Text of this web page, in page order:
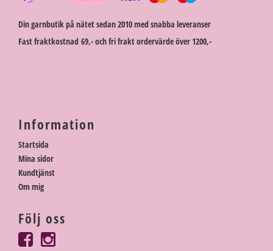
Din garnbutik på nätet sedan 2010 med snabba leveranser
Fast fraktkostnad 69,- och fri frakt ordervärde över 1200,-
Information
Startsida
Mina sidor
Kundtjänst
Om mig
Följ oss